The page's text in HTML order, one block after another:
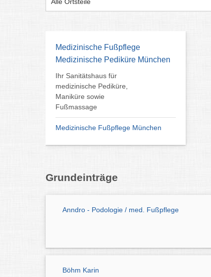
Medizinische Fußpflege
Medizinische Pediküre München
Ihr Sanitätshaus für
medizinische Pediküre,
Maniküre sowie
Fußmassage
Medizinische Fußpflege München
Grundeinträge
Anndro - Podologie / med. Fußpflege
Böhm Karin